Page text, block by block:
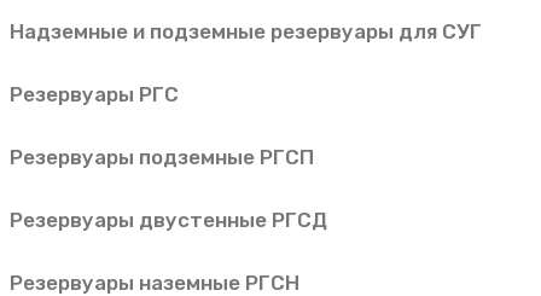
Надземные и подземные резервуары для СУГ
Резервуары РГС
Резервуары подземные РГСП
Резервуары двустенные РГСД
Резервуары наземные РГСН